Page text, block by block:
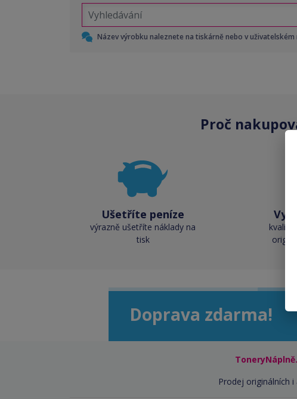
Název výrobku naleznete na tiskárně nebo v uživatelském
Proč
Ušetříte peníze
výrazně ušetříte náklady na
tisk
kvalita
Doprava zdarma!
Prodej originálních